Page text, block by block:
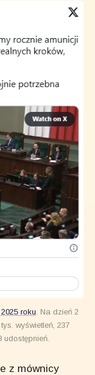
roku . Na dzień 2
wyświetleń, 237
udostępnień.
z mównicy